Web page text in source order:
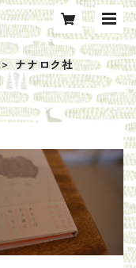
ナナロク社